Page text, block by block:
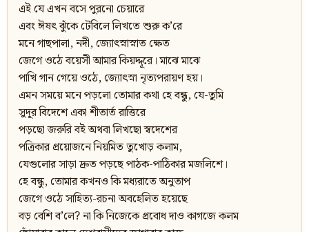
এই যে এখন বসে পুরনো চেয়ারে
এবং ঈষৎ ঝুঁকে টেবিলে লিখতে শুরু ক’রে
মনে গাছপালা, নদী, জ্যোৎস্নাস্নাত ক্ষেত
জেগে ওঠে বয়েসী আমার কিয়দ্দূরে। মাঝে মাঝে
পাখি গান গেয়ে ওঠে, জ্যোৎস্না নৃত্যপরায়ণ হয়।
এমন সময়ে মনে পড়লো তোমার কথা হে বন্ধু, যে-তুমি
সুদূর বিদেশে একা শীতার্ত রাত্তিরে
পড়ছো জরুরি বই অথবা লিখছো স্বদেশের
পত্রিকার প্রয়োজনে নিয়মিত তুখোড় কলাম,
যেগুলোর সাড়া দ্রুত পড়ছে পাঠক-পাঠিকার মজলিশে।
হে বন্ধু, তোমার কখনও কি মধ্যরাতে অনুতাপ
জেগে ওঠে সাহিত্য-রচনা অবহেলিত হয়েছে
বড় বেশি ব’লে? না কি নিজেকে প্রবোধ দাও কাগজে কলম